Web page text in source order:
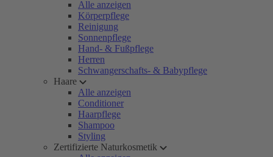
Alle anzeigen
Körperpflege
Reinigung
Sonnenpflege
Hand- & Fußpflege
Herren
Schwangerschafts- & Babypflege
Haare
Alle anzeigen
Conditioner
Haarpflege
Shampoo
Styling
Zertifizierte Naturkosmetik